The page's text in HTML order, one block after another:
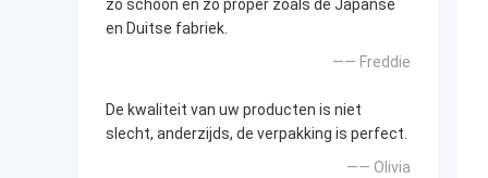
zo schoon en zo proper zoals de Japanse
en Duitse fabriek.
—— Freddie
De kwaliteit van uw producten is niet
slecht, anderzijds, de verpakking is perfect.
—— Olivia